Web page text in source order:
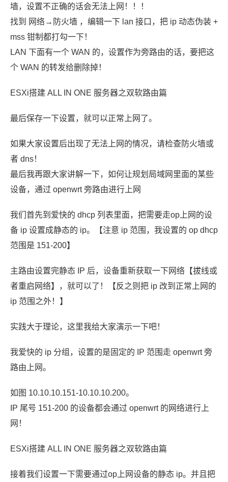
墙，设置不正确的话会无法上网！！！
找到 网络→防火墙 ，编辑一下 lan 接口，把 ip 动态伪装 +
mss 钳制都打勾一下！
LAN 下面有一个 WAN 的，设置作为旁路由的话，要把这
个 WAN 的转发给删除掉！
ESXi搭建 ALL IN ONE 服务器之双软路由篇
最后保存一下设置，就可以正常上网了。
如果大家设置后出现了无法上网的情况，请检查防火墙或
者 dns！
最后我再跟大家讲解一下，如何让规划局域网里面的某些
设备，通过 openwrt 旁路由进行上网
我们首先到爱快的 dhcp 列表里面，把需要走op上网的设
备 ip 设置成静态的 ip。【注意 ip 范围，我设置的 op dhcp
范围是 151-200】
主路由设置完静态 IP 后，设备重新获取一下网络【拔线或
者重启网络】，就可以了！【反之则把 ip 改到正常上网的
ip 范围之外！】
实践大于理论，这里我给大家演示一下吧！
我爱快的 ip 分组，设置的是固定的 IP 范围走 openwrt 旁
路由上网。
如图 10.10.10.151-10.10.10.200。
IP 尾号 151-200 的设备都会通过 openwrt 的网络进行上
网！
ESXi搭建 ALL IN ONE 服务器之双软路由篇
接着我们设置一下需要通过op上网设备的静态 ip。并且把